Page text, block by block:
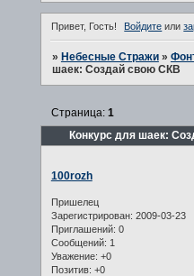
Привет, Гость! Войдите или
» Небесные Стражи »
шаек: Создай свою СКВ
Конкурс для шаек:
Страница: 1
100rozh
Пришелец
Зарегистрирован: 2009-03-23
Приглашений: 0
Сообщений: 1
Уважение: +0
Позитив: +0